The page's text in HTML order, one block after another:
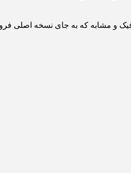
فیک و مشابه که به جای نسخه اصلی